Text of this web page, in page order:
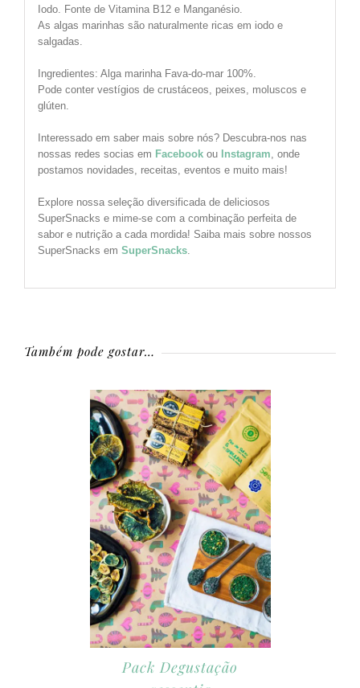
Iodo. Fonte de Vitamina B12 e Manganésio.
As algas marinhas são naturalmente ricas em iodo e
salgadas.
Ingredientes: Alga marinha Fava-do-mar 100%.
Pode conter vestígios de crustáceos, peixes, moluscos e
glúten.
Interessado em saber mais sobre nós? Descubra-nos nas
nossas redes socias em Facebookou Instagram, onde
postamos novidades, receitas, eventos e muito mais!
Explore nossa seleção diversificada de deliciosos
SuperSnacks e mime-se com a combinação perfeita de
sabor e nutrição a cada mordida! Saiba mais sobre nossos
SuperSnacks em SuperSnacks.
Também pode gostar…
Pack Degustação